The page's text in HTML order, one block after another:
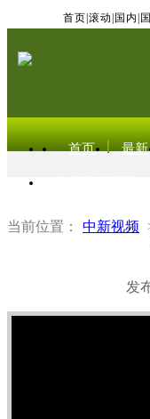
首页 滚动 国内
首页 最新
当前位置： 中新视频
发